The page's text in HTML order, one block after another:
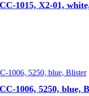
1015, X2-01,
1006, 5250, blue,